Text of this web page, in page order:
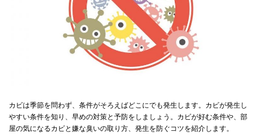
カビは季節を問わず、条件がそろえばどこにでも発生します。カビが発生し
やすい条件を知り、早めの対策と予防をしましょう。カビが好む条件や、部
屋の気になるカビと嫌な臭いの取り方、発生を防ぐコツを紹介します。